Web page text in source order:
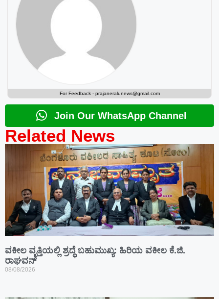
For Feedback - prajaneralunews@gmail.com
Join Our WhatsApp Channel
Related News
ವಕೀಲ ವೃತ್ತಿಯಲ್ಲಿ ಶ್ರದ್ಧೆ ಬಹುಮುಖ್ಯ: ಹಿರಿಯ ವಕೀಲ ಕೆ.ಜಿ.
ರಾಘವನ್
08/08/2026